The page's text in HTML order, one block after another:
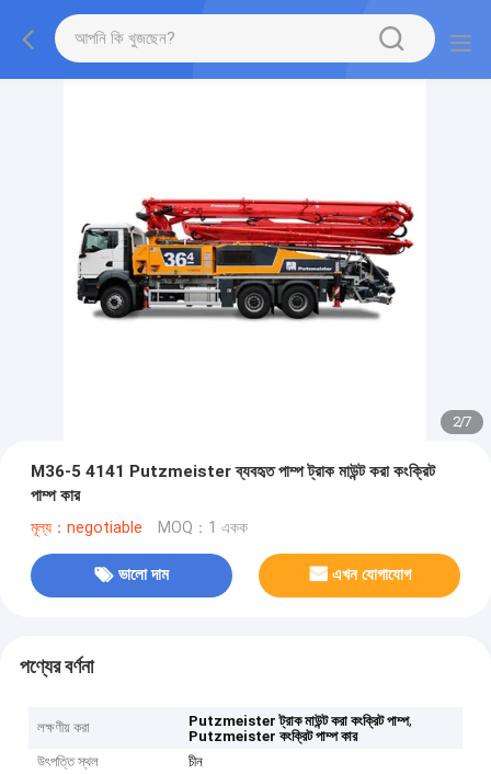
2/7
M36-5 4141 Putzmeister ব্যবহৃত পাম্প ট্রাক মাউন্ট করা কংক্রিট
পাম্প কার
মূল্য：negotiable MOQ：1 একক
ভালো দাম এখন যোগাযোগ
পণ্যের বর্ণনা
লক্ষণীয় করা Putzmeister ট্রাক মাউন্ট করা কংক্রিট পাম্প,
Putzmeister কংক্রিট পাম্প কার
উৎপত্তি স্থল
চীন